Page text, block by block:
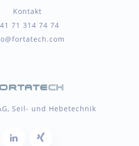
Kontakt
71 314 74 74
Seil- und Hebetechnik